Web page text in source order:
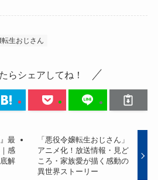
転生おじさん
らシェアしてね！
最
感
解
「悪役令嬢転生おじさん」
アニメ化！放送情報・見ど
ころ・家族愛が描く感動の
異世界ストーリー